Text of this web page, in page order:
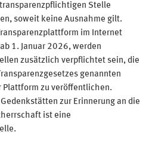
Stelle
soweit keine Ausnahme gilt.
im Internet
1. Januar 2026, werden
zusätzlich verpflichtet sein, die
genannten
Plattform zu veröffentlichen.
zur Erinnerung an die
ist eine